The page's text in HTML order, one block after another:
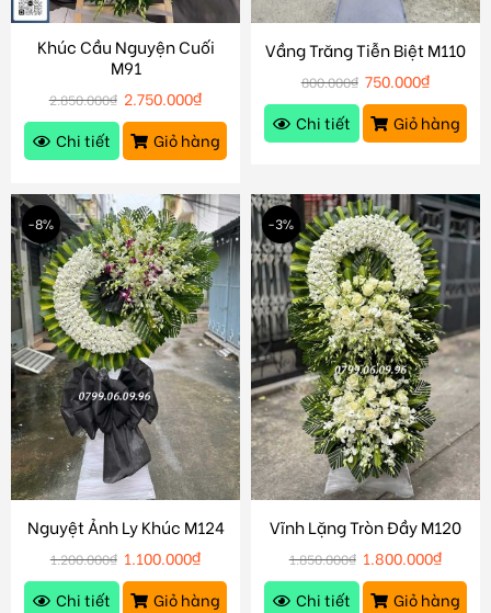
Khúc Cầu Nguyện Cuối
M91
2.850.000₫ 2.750.000₫
Chi tiết
Giỏ hàng
Vầng Trăng Tiễn Biệt M110
800.000₫ 750.000₫
Chi tiết
Giỏ hàng
-8%
Nguyệt Ảnh Ly Khúc M124
1.200.000₫ 1.100.000₫
Chi tiết
Giỏ hàng
-3%
Vĩnh Lặng Tròn Đầy M120
1.850.000₫ 1.800.000₫
Chi tiết
Giỏ hàng